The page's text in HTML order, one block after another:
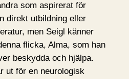
som aspirerat för
direkt utbildning eller
men Seigl känner
flicka, Alma, som han
beskydda och hjälpa.
ut för en neurologisk